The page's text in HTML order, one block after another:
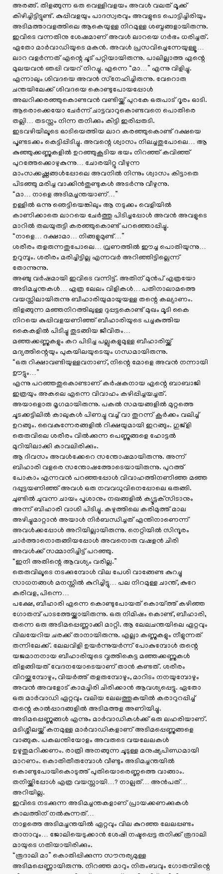
അരങ്ങ്. തിളങ്ങുന്ന ഒരു വെള്ളിവളയം അവൾ വലത് മൂക്ക്
കിഴിച്ചിട്ടിട്ടുണ്ട്. കുപ്പിവളയും പാദസ്വരവും അവളുടെ പൊട്ടിച്ചിരിയും
അടിമത്താവളത്തിലെ ആകെയുള്ള നിറമുള്ള ശബ്ദങ്ങളായിരുന്നു.
ഇവിടെ വന്നതിനു ശേഷമാണ് അവൾ ലാറയെ ഗർഭം ധരിച്ചത്.
ഏതോ മാർവാഡിയുടെ മകൻ. അവൾ പ്രസവിച്ചെന്നേയുള്ളൂ…
ലാറ വളർന്നത് എന്റെ ചൂട് പറ്റിയായിരുന്നു. പാലില്ലാത്ത എന്റെ
മുലയവൻ ഞപ്പി വയറ് നിറച്ചു. എന്നെ “മാ…” എന്നു വിളിച്ചു.
എന്നാലും ശിവദയെ അവൻ സ്‌നേഹിച്ചിരുന്നു. വേറൊരു
ചന്തയിലേക്ക് ശിവദയെ കൊണ്ടുപോയപ്പോൾ
അലറിക്കരഞ്ഞുകൊണ്ടവൻ വണ്ടിയ്ക്ക് പുറകേ ഒരുപാട് ദൂരം ഓടി.
ആരൊക്കെയോ ചേർന്ന് ചാട്ടവാറുകൊണ്ടവനെ പൊതിരെ
തല്ലി… തടസ്സം നിന്ന തനിക്കും കിട്ടി ഇരിപ്പതടി.
ഇടവഴിയിലൂടെ ഓടിയെത്തിയ ലാറ കരഞ്ഞുകൊണ്ട് ദക്ഷയെ
പൂണ്ടടക്കം കെട്ടിപ്പിടിച്ചു. അവന്റെ ശ്വാസം നിലച്ചതുപോലെ… ആ
കുഞ്ഞുക്കണ്ണുകളിൽ ഉറഞ്ഞുകൂടിയ ഭയം നിറഞ്ഞ് കവിഞ്ഞ്
പുറത്തേക്കൊഴുകുന്നു… ചോരയിറ്റു വീഴുന്ന
മാംസക്കഷ്ണങ്ങൾപ്പോലെ അവനിൽ നിന്നും ശ്വാസം കിട്ടാതെ
പിടഞ്ഞു മരിച്ച വാക്കിൻതുണ്ടുകൾ അടർന്നു വീഴുന്നു.
“മാ… നാളെ അടിമച്ചന്തയാണ്…”
ഉള്ളിൽ ഒന്നു ഞെട്ടിയെങ്കിലും ആ നടുക്കം വെളിയിൽ
കാണിക്കാതെ ലാറയെ ചേർത്തു പിടിച്ചപ്പോൾ അവൻ അവളുടെ
മാറിൽ തലയുരുട്ടി കരഞ്ഞുകൊണ്ട് പറഞ്ഞൊപ്പിച്ചു.
“നാളെ… ദക്ഷാമാ… നിങ്ങളുമുണ്ട്…”
ശരീരം തളരുന്നതുപോലെ… വ്രണത്തിൽ ഈച്ച പൊതിയുന്നു…
ഉറുമ്പും. ശരീരം മരിച്ചിട്ടില്ല എന്നവർ അറിഞ്ഞിട്ടില്ലെന്ന്
തോന്നുന്നു.
അഞ്ചു വർഷമായി ഇവിടെ വന്നിട്ട്. അതിന് മുൻപ് എത്രയോ
അടിമച്ചന്തകൾ… എത്ര ലേലം വിളികൾ… പതിനാലാമത്തെ
വയസ്സിലായിരുന്നു ബീഹാരിയുമായുയള്ള തന്റെ കല്യാണം.
തിളങ്ങുന്ന മഞ്ഞനിറത്തിലുള്ള ദുപ്പട്ടകൊണ്ട് മുഖം മൂടി കൈ
നിറയെ കുപ്പിവളയണിഞ്ഞ് ബീഹാരിയുടെ പച്ചകുത്തിയ
കൈകളിൽ പിടിച്ചു തുടങ്ങിയ ജീവിതം…
മഞ്ഞക്കണ്ണുകളും കറ പിടിച്ച പല്ലുകളുമുള്ള ബീഹാരിയ്ക്ക്
മദ്യത്തിന്റെയും പുകയിലയുടെയും ഗന്ധമായിരുന്നു.
“ഒരു റിക്ഷാവണ്ടിയുള്ളവനാണ്, നിന്റെ മോളെ അവൻ നന്നായി
ഊട്ടും…”
എന്നു പറഞ്ഞതുകൊണ്ടാണ് കർഷകനായ എന്റെ ബാബാജി
ഇത്രയും അകലെ എന്നെ വിവാഹം കഴിപ്പിച്ചയച്ചത്.
അയാളൊരു മൃഗമായിരുന്നു. പകൽ സമയങ്ങളിൽ മുറ്റത്തെ
ചൂടക്കട്ടിലിൽ കാലുകൾ പിണച്ചു വച്ച് വാ തുറന്ന് കൂർക്കം വലിച്ച്
ഉറങ്ങും. വൈകുന്നേരങ്ങളിൽ റിക്ഷയുമായി ഇറങ്ങും. ഗുജ്‌ളി
തെരുവിലെ ശരീരം വിൽക്കുന്ന പെണ്ണുങ്ങളെ ഹോട്ടൽ
മുറിയിലാക്കി കാവലിരിക്കും.
ആ ദിവസം അവൾക്കേറെ സന്തോഷമായിരുന്നു. അന്ന്
ബിഹാരി വളരെ സന്തോഷത്തോടെയായിരുന്നു. പുറത്ത്
പോകാം എന്നവൻ പറഞ്ഞപ്പോൾ വിവാഹത്തിനണിഞ്ഞ മഞ്ഞ
ദപ്പുട്ടയണിഞ്ഞ് അവൾ ഒരു നവവധുവിനെപ്പോലെ ഒരുങ്ങി.
ചുണ്ടിൽ ചുവന്ന ചായം പൂശാനും നഖങ്ങളിൽ ക്യൂട്ടക്‌സിടാനും
അന്ന് ബിഹാരി വാശി പിടിച്ചു. കഴുത്തിലെ കരിമുത്ത് മാല
അഴിച്ചുമാറ്റാൻ അയാൾ നിർബന്ധിച്ചത് എന്തിനാണെന്ന്
അവൾക്കപ്പോൾ അറിയില്ലായിരുന്നു. നെറ്റിയിൽ സിന്ദൂരം
ചാർത്താനൊരുങ്ങിയപ്പോൾ അവനൊരു വഷളൻ ചിരി
അവൾക്ക് സമ്മാനിച്ചിട്ട് പറഞ്ഞു.
“ഇനി അതിന്റെ ആവശ്യം വരില്ല.”
തെരുവിലൂടെ നടക്കുമ്പോൾ വില പേശി വാങ്ങേണ്ട കുറച്ചു
സാധനങ്ങൾ മനസ്സിൽ കുറിച്ചിട്ടു… പല നിറമുള്ള ചാന്ത്, കുറേ
കരിവള, പിന്നെ…
പക്ഷേ, ബീഹാരി എന്നെ കൊണ്ടുപോയത് കൊയ്ത്ത് കഴിഞ്ഞ
ഗോതമ്പ് പാടത്തേയ്ക്കായിരുന്നു. ഒരു നിമിഷം കൊണ്ട്, ബീഹാരി,
തന്നെ ഒരു അടിമപ്പെണ്ണാക്കി മാറ്റി. ആ ലേലചന്തയിലെ ഏറ്റവും
വിലയേറിയ ചരക്ക് താനായിരുന്നു. എല്ലാ കണ്ണുകളും നീളുന്നത്
തന്നിലേക്ക്. ലേലവിളി ഉയർന്നുയർന്ന് പോകുമ്പോൾ തന്റെ
യജമാനനായ ബീഹാരിയുടെ വൃത്തികെട്ട മഞ്ഞക്കണ്ണുകൾ
തിളങ്ങിയത് വേദനയോടെയാണ് താൻ കണ്ടത്. ശരീരം
വിറയ്ക്കുമ്പോഴും, വിയർത്ത് തളരുമ്പോഴും, മാറിടം നനയുമ്പോഴും
അവൻ അവളോട് കാമച്ചിരി ചിരിക്കാൻ ആവശ്യപ്പെട്ടു. ഏതോ
ഒരു മാർവാഡി ഏറ്റവും വലിയ ലേലത്തുകയിൽ കരാറുറപ്പിച്ച്
തന്റെ കാൽപ്പാദങ്ങളിൽ അടിമത്തള അണിയിച്ചു.
അടിമപ്പെണ്ണുങ്ങൾ എന്നും മാർവാഡികൾക്ക് ഒരു ലഹരിയാണ്.
മടിശ്ശീലയ്ക്ക് കനമുള്ള മാർവാഡികളാണ് അടിമപ്പെണ്ണുങ്ങളെ
വാങ്ങുക. പകലന്തിയോളം അവരുടെ വയലേലകൾ
ഉഴുതുമറിക്കണം. രാത്രി അനങ്ങുന്ന ചൂടുള്ള മനുഷ്യപിണ്ഡമായി
മാറണം. കൊതിതീരുമ്പോൾ വീണ്ടും അടിമച്ചന്തയിൽ
കൊണ്ടുപോയികൊടുത്ത് പുതിയൊരെണ്ണത്തെ വാങ്ങാം.
തനിയ്ക്കിപ്പോൾ എത്ര വയസ്സായി…? നാല്പത്… അൻപത്…
അറിയില്ല.
ഇവിടെ നടക്കുന്ന അടിമച്ചന്തകളാണ് പ്രായക്കണക്കുകൾ
കാലത്തിന് നൽകുന്നത്…
നാളത്തെ അടിമച്ചന്തയിൽ ഏറ്റവും വില കുറഞ്ഞ ലേലപ്പണ്ടം
താനാവും… ജോലിയെടുക്കാൻ ശേഷി നഷ്ടപ്പെട്ട തനിക്ക് രൂദാലി
മായുടെ ഗതിയായിരിക്കും.
“രൂദാലി മാ” കൊതിപ്പിക്കുന്ന സൗന്ദര്യമുള്ള
അടിമപ്പെണ്ണായിരുന്നു. നിറഞ്ഞ മാറും നിതംബവും ഗോതമ്പിന്റെ